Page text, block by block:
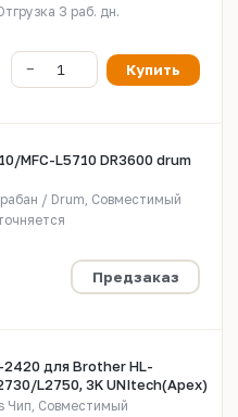
3 раб. дн.
Купить
MFC-L5710 DR3600 drum
/ Drum, Совместимый
Предзаказ
для Brother HL-
L2750, 3K UNItech(Apex)
Чип, Совместимый